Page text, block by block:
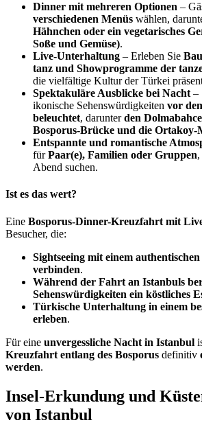
Dinner mit mehreren Optionen –
verschiedenen Menüs wählen,
Hähnchen oder ein vegetarisches
Soße und Gemüse).
Live-Unterhaltung – Erleben Sie
tanz und Showprogramme der
die vielfältige Kultur der Türkei
Spektakuläre Ausblicke bei Nacht –
ikonische Sehenswürdigkeiten vor
beleuchtet, darunterden
Bosporus-Brücke und die Ortakoy-
Entspannte und romantische
fürPaar(e), Familien oder Gruppen
Abend suchen.
Ist es das wert?
Eine Bosporus-Dinner-Kreuzfahrt mit
Besucher, die:
Sightseeing mit einem
verbinden.
Während der Fahrt an Istanbuls
Sehenswürdigkeiten ein köstliches
Türkische Unterhaltung in einem
erleben.
Für eine unvergessliche Nacht in Istanbul
Kreuzfahrt entlang des Bosporus definitiv
werden.
Insel-Erkundung und
von Istanbul